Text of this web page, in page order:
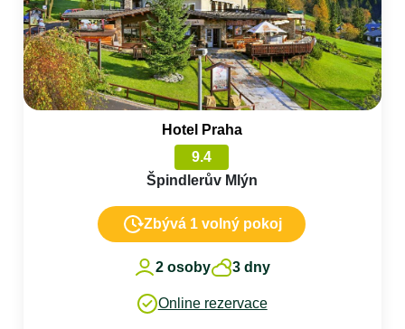
Hotel Praha
9.4
Špindlerův Mlýn
Zbývá 1 volný pokoj
2 osoby 3 dny
Online rezervace